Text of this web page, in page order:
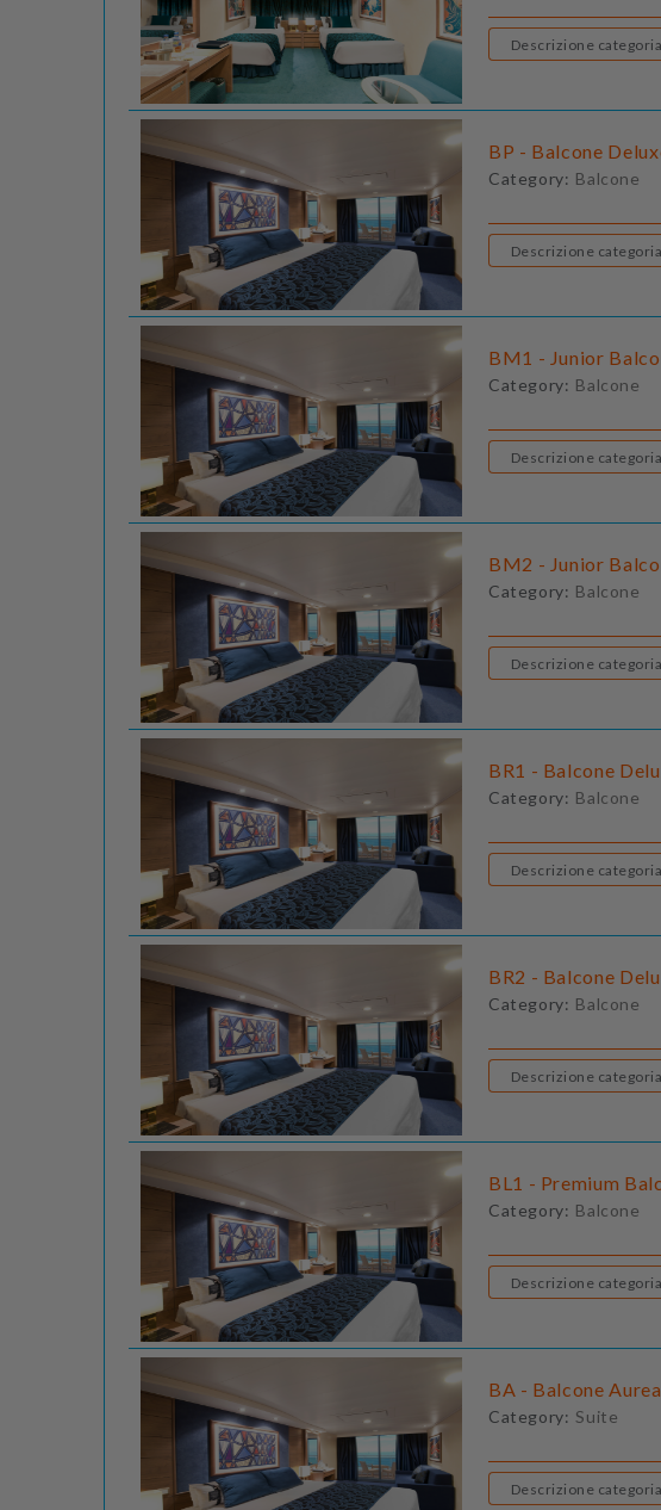
Descrizione categoria
BP - Balcone
Category: Balcone
Descrizione categoria
BM1 - Junior
Category: Balcone
Descrizione categoria
BM2 - Junior
Category: Balcone
Descrizione categoria
BR1 - Balcone
Category: Balcone
Descrizione categoria
BR2 - Balcone
Category: Balcone
Descrizione categoria
BL1 - Premium
Category: Balcone
Descrizione categoria
BA - Balcone
Category: Suite
Descrizione categoria